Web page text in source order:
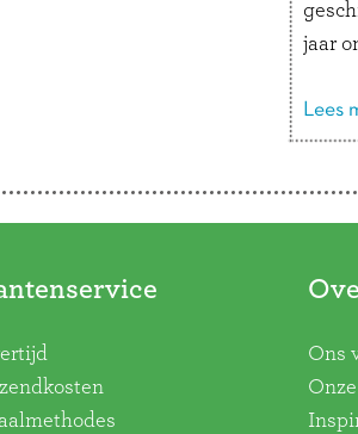
jaar
de
Lees
Ons